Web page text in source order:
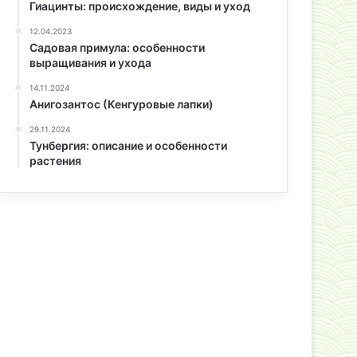
Гиацинты: происхождение, виды и уход
12.04.2023
Садовая примула: особенности
выращивания и ухода
14.11.2024
Анигозантос (Кенгуровые лапки)
29.11.2024
Тунбергия: описание и особенности
растения